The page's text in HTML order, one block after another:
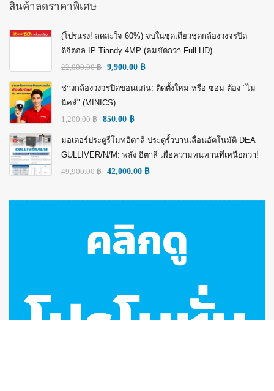
สินค้าลดราคาพิเศษ
(โปรแรง! ลดสะใจ 60%) จบในชุดเดียวชุดกล้องวงจรปิด
ดิจิตอล IP Tiandy 4MP (คมชัดกว่า Full HD)
22,000.00฿ 9,900.00 ฿
ช่างกล้องวงจรปิดขอนแก่น: ติดตั้งใหม่ หรือ ซ่อม ต้อง "ไม
นิคส์" (MINICS)
1,200.00฿ 850.00 ฿
มอเตอร์ประตูรีโมทอิตาลี ประตูรั้วบานเลื่อนอัตโนมัติ DEA
GULLIVER/N/M: พลัง อิตาลี เพื่อความทนทานที่เหนือกว่า!
49,900.00฿ 42,000.00 ฿